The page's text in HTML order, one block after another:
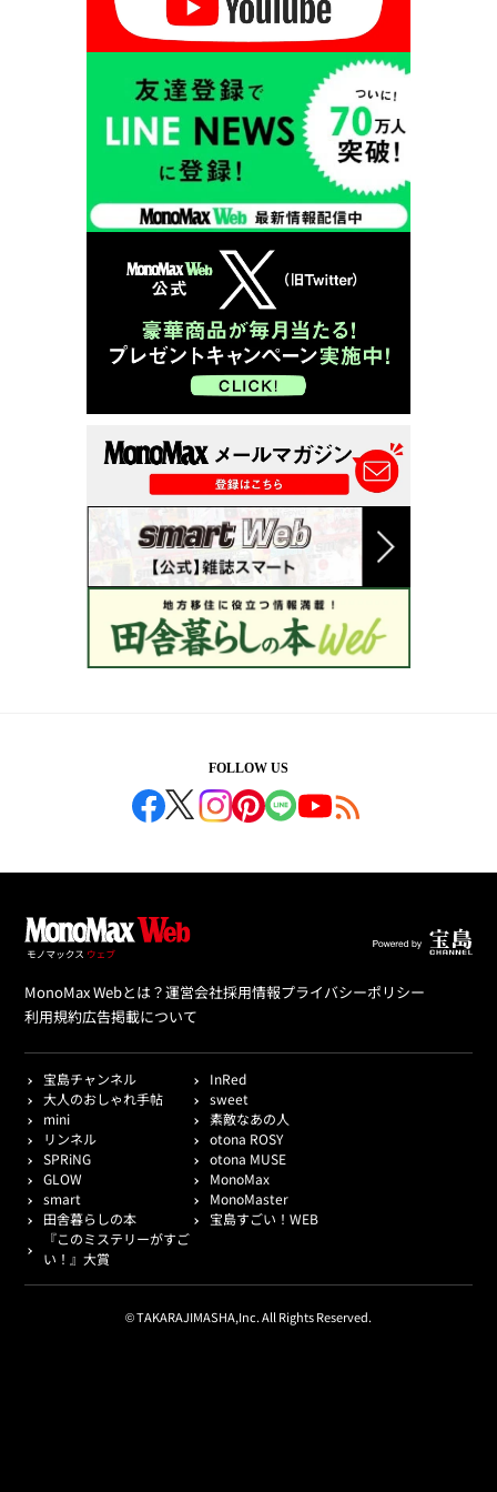
FOLLOW US
MonoMax Webとは？運営会社採用情報プライバシーポリシー
利用規約広告掲載について
宝島チャンネル
InRed
大人のおしゃれ手帖
sweet
mini
素敵なあの人
リンネル
otona ROSY
SPRiNG
otona MUSE
GLOW
MonoMax
smart
MonoMaster
田舎暮らしの本
宝島すごい！WEB
『このミステリーがすご
い！』大賞
© TAKARAJIMASHA,Inc. All Rights Reserved.